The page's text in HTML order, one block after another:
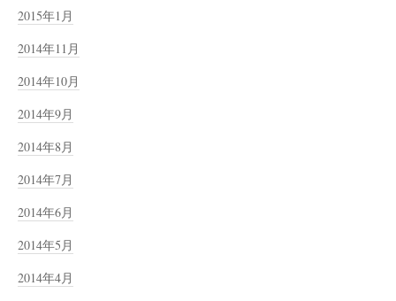
2015年1月
2014年11月
2014年10月
2014年9月
2014年8月
2014年7月
2014年6月
2014年5月
2014年4月